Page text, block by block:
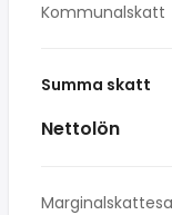
Kommunalskatt
Summa skatt
Nettolön